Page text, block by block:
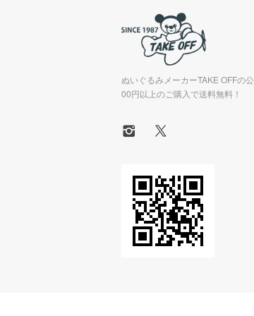
ぬいぐるみメーカーTAKE OFFの
00円以上のご購入で送料無料！